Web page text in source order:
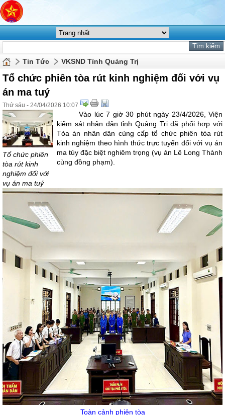
Tin Tức VKSND Tỉnh Quảng Trị
Tổ chức phiên tòa rút kinh nghiệm đối với vụ
án ma tuý
Thứ sáu - 24/04/2026 10:07
Tổ chức phiên
tòa rút kinh
nghiệm đối với
vụ án ma tuý
Vào lúc 7 giờ 30 phút ngày 23/4/2026, Viện
kiểm sát nhân dân tỉnh Quảng Trị đã phối hợp với
Tòa án nhân dân cùng cấp tổ chức phiên tòa rút
kinh nghiệm theo hình thức trực tuyến đối với vụ án
ma túy đặc biệt nghiêm trọng (vụ án Lê Long Thành
cùng đồng phạm).
Toàn cảnh phiên tòa